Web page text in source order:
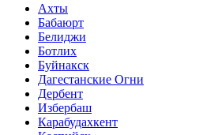
Ахты
Бабаюрт
Белиджи
Ботлих
Буйнакск
Дагестанские Огни
Дербент
Избербаш
Карабудахкент